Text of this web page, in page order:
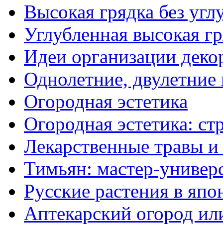
Высокая грядка без
Углубленная высокая
Идеи организации
Однолетние,
Огородная эстетика
Огородная эстетика:
Лекарственные травы и
Тимьян: мастер-
Русские растения в
Аптекарский огород